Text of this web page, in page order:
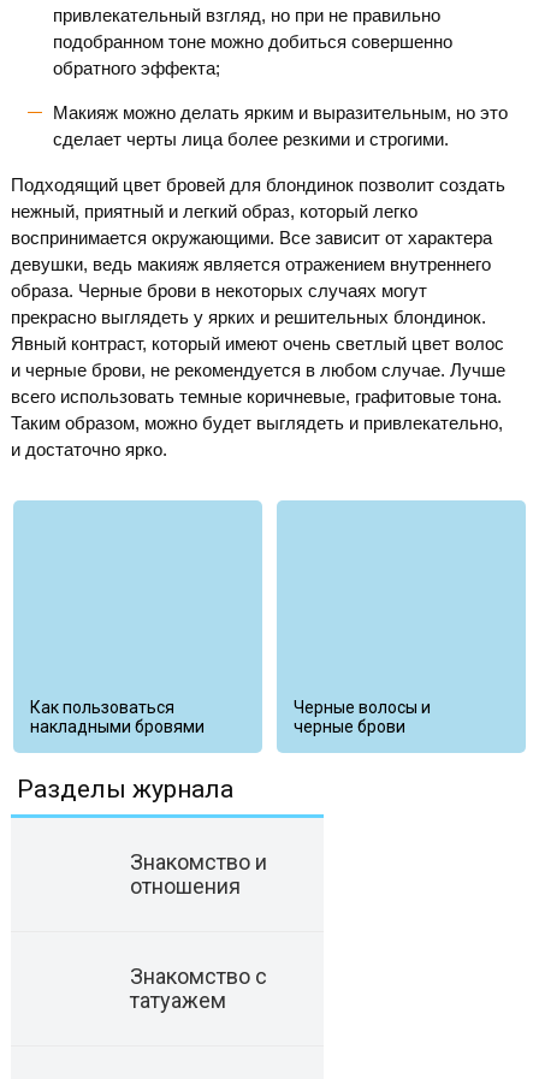
привлекательный взгляд, но при не правильно
подобранном тоне можно добиться совершенно
обратного эффекта;
Макияж можно делать ярким и выразительным, но это
сделает черты лица более резкими и строгими.
Подходящий цвет бровей для блондинок позволит создать
нежный, приятный и легкий образ, который легко
воспринимается окружающими. Все зависит от характера
девушки, ведь макияж является отражением внутреннего
образа. Черные брови в некоторых случаях могут
прекрасно выглядеть у ярких и решительных блондинок.
Явный контраст, который имеют очень светлый цвет волос
и черные брови, не рекомендуется в любом случае. Лучше
всего использовать темные коричневые, графитовые тона.
Таким образом, можно будет выглядеть и привлекательно,
и достаточно ярко.
Как пользоваться
накладными бровями
Черные волосы и
черные брови
Разделы журнала
Знакомство и
отношения
Знакомство с
татуажем